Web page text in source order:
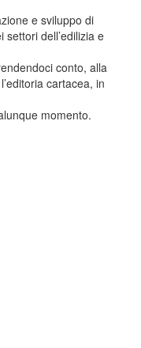
e sviluppo di
dell’edilizia e
conto, alla
cartacea, in
momento.